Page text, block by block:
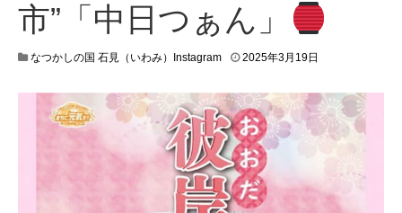
市”「中日つぁん」
なつかしの国 石見（いわみ）Instagram 2025年3月19日